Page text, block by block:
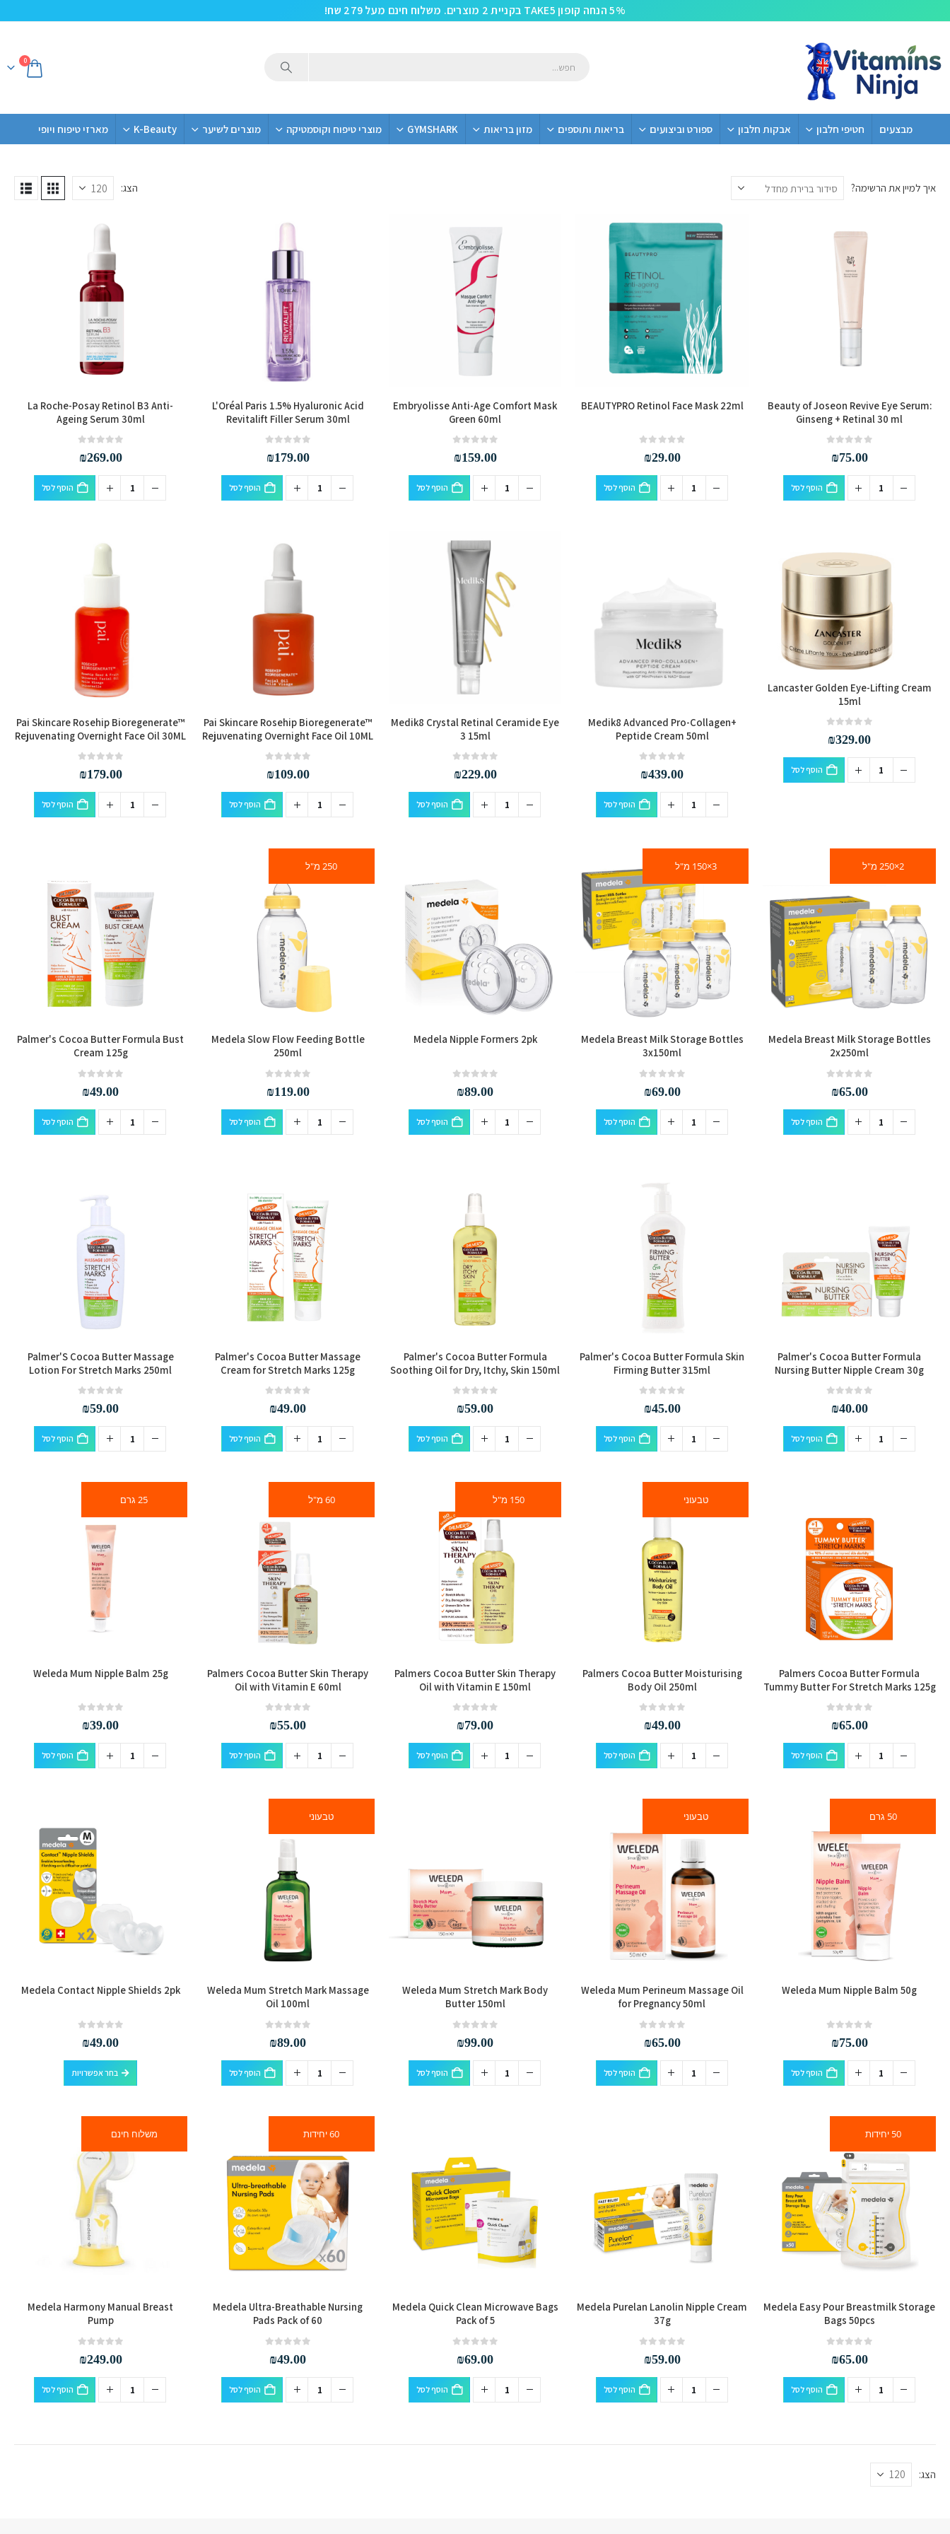
5% הנחה קופון TAKE5 בקניית 2 מוצרים. משלוח חינם מעל 279 שח!
0
מבצעים חטיפי חלבון אבקות חלבון ספורט וביצועים בריאות ותוספים מזון בריאות GYMSHARK מוצרי טיפוח וקוסמטיקה מוצרים לשיער K-Beauty מארזי טיפוח ויופי
איך למיין את הרשימה? הצג:
Beauty of Joseon Revive Eye Serum:
Ginseng + Retinal 30 ml
₪75.00
הוסף לסל
BEAUTYPRO Retinol Face Mask 22ml
₪29.00
הוסף לסל
Embryolisse Anti-Age Comfort Mask
Green 60ml
₪159.00
הוסף לסל
L'Oréal Paris 1.5% Hyaluronic Acid
Revitalift Filler Serum 30ml
₪179.00
הוסף לסל
La Roche-Posay Retinol B3 Anti-
Ageing Serum 30ml
₪269.00
הוסף לסל
Lancaster Golden Eye-Lifting Cream
15ml
₪329.00
הוסף לסל
Medik8 Advanced Pro-Collagen+
Peptide Cream 50ml
₪439.00
הוסף לסל
Medik8 Crystal Retinal Ceramide Eye
3 15ml
₪229.00
הוסף לסל
Pai Skincare Rosehip Bioregenerate™
Rejuvenating Overnight Face Oil 10ML
₪109.00
הוסף לסל
Pai Skincare Rosehip Bioregenerate™
Rejuvenating Overnight Face Oil 30ML
₪179.00
הוסף לסל
2×250 מ"ל
Medela Breast Milk Storage Bottles
2x250ml
₪65.00
הוסף לסל
3×150 מ"ל
Medela Breast Milk Storage Bottles
3x150ml
₪69.00
הוסף לסל
Medela Nipple Formers 2pk
₪89.00
הוסף לסל
250 מ"ל
Medela Slow Flow Feeding Bottle
250ml
₪119.00
הוסף לסל
Palmer's Cocoa Butter Formula Bust
Cream 125g
₪49.00
הוסף לסל
Palmer's Cocoa Butter Formula
Nursing Butter Nipple Cream 30g
₪40.00
הוסף לסל
Palmer's Cocoa Butter Formula Skin
Firming Butter 315ml
₪45.00
הוסף לסל
Palmer's Cocoa Butter Formula
Soothing Oil for Dry, Itchy, Skin 150ml
₪59.00
הוסף לסל
Palmer's Cocoa Butter Massage
Cream for Stretch Marks 125g
₪49.00
הוסף לסל
Palmer'S Cocoa Butter Massage
Lotion For Stretch Marks 250ml
₪59.00
הוסף לסל
Palmers Cocoa Butter Formula
Tummy Butter For Stretch Marks 125g
₪65.00
הוסף לסל
טבעוני
Palmers Cocoa Butter Moisturising
Body Oil 250ml
₪49.00
הוסף לסל
150 מ"ל
Palmers Cocoa Butter Skin Therapy
Oil with Vitamin E 150ml
₪79.00
הוסף לסל
60 מ"ל
Palmers Cocoa Butter Skin Therapy
Oil with Vitamin E 60ml
₪55.00
הוסף לסל
25 גרם
Weleda Mum Nipple Balm 25g
₪39.00
הוסף לסל
50 גרם
Weleda Mum Nipple Balm 50g
₪75.00
הוסף לסל
טבעוני
Weleda Mum Perineum Massage Oil
for Pregnancy 50ml
₪65.00
הוסף לסל
Weleda Mum Stretch Mark Body
Butter 150ml
₪99.00
הוסף לסל
טבעוני
Weleda Mum Stretch Mark Massage
Oil 100ml
₪89.00
הוסף לסל
Medela Contact Nipple Shields 2pk
₪49.00
בחר אפשרויות
זה
50 יחידות
Medela Easy Pour Breastmilk Storage
Bags 50pcs
₪65.00
הוסף לסל
Medela Purelan Lanolin Nipple Cream
37g
₪59.00
הוסף לסל
Medela Quick Clean Microwave Bags
Pack of 5
₪69.00
הוסף לסל
60 יחידות
Medela Ultra-Breathable Nursing
Pads Pack of 60
₪49.00
הוסף לסל
משלוח חינם
Medela Harmony Manual Breast
Pump
₪249.00
הוסף לסל
הצג: